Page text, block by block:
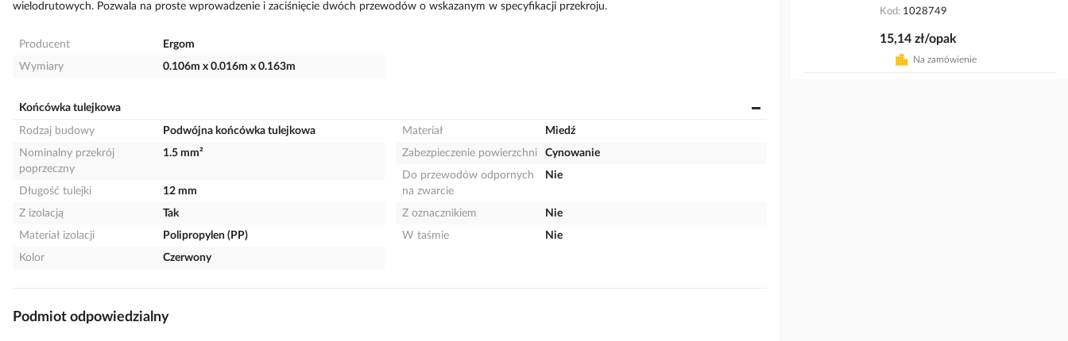
wielodrutowych. Pozwala na proste wprowadzenie i zaciśnięcie dwóch przewodów o wskazanym w specyfikacji przekroju.
Producent
Ergom
Wymiary
0.106m x 0.016m x 0.163m
Końcówka tulejkowa
Rodzaj budowy
Podwójna końcówka tulejkowa
Nominalny przekrój
poprzeczny
1.5 mm²
Długość tulejki
12 mm
Z izolacją
Tak
Materiał izolacji
Polipropylen (PP)
Kolor
Czerwony
Materiał
Miedź
Zabezpieczenie powierzchni
Cynowanie
Do przewodów odpornych
na zwarcie
Nie
Z oznacznikiem
Nie
W taśmie
Nie
Podmiot odpowiedzialny
Kod 1028749
15,14 zł/opak
Na zamówienie